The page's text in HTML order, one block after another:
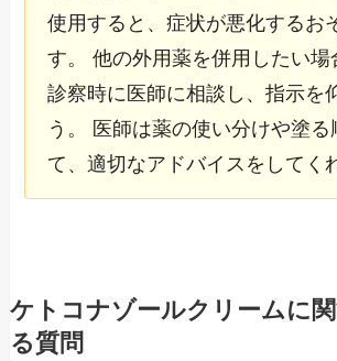
使用すると、症状が悪化するお
す。 他の外用薬を併用したい場
診察時に医師に相談し、指示を
う。 医師は薬の使い分けや塗る
て、適切なアドバイスをしてく
ケトコナゾールクリームに
る質問